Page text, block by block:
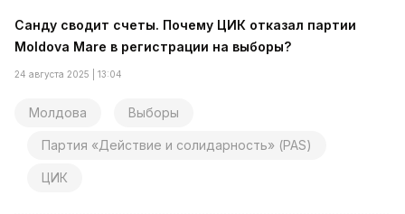
Санду сводит счеты. Почему ЦИК отказал партии
Moldova Mare в регистрации на выборы?
24 августа 2025 | 13:04
Молдова Выборы
Партия «Действие и солидарность» (PAS)
ЦИК